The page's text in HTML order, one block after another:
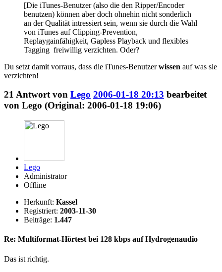
[Die iTunes-Benutzer (also die den Ripper/Encoder
benutzen) können aber doch ohnehin nicht sonderlich
an der Qualität intressiert sein, wenn sie durch die Wahl
von iTunes auf Clipping-Prevention,
Replaygainfähigkeit, Gapless Playback und flexibles
Tagging freiwillig verzichten. Oder?
Du setzt damit vorraus, dass die iTunes-Benutzerwissen auf was sie
verzichten!
21 Antwort von Lego 2006-01-18 20:13 bearbeitet
von Lego (Original: 2006-01-18 19:06)
Lego
Administrator
Offline
Herkunft: Kassel
Registriert: 2003-11-30
Beiträge: 1.447
Re: Multiformat-Hörtest bei 128 kbps auf Hydrogenaudio
Das ist richtig.